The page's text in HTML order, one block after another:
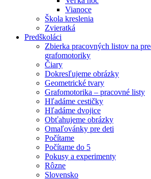
Vianoce
Škola kreslenia
Zvieratká
Predškoláci
Zbierka pracovných listov na
grafomotoriky
Čiary
Dokresľujeme obrázky
Geometrické tvary
Grafomotorika – pracovné listy
Hľadáme cestičky
Hľadáme dvojice
Obťahujeme obrázky
Omaľovánky pre deti
Počítame
Počítame do 5
Pokusy a experimenty
Rôzne
Slovensko